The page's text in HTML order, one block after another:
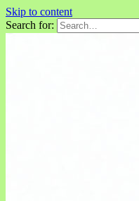
Skip to content
Search for: